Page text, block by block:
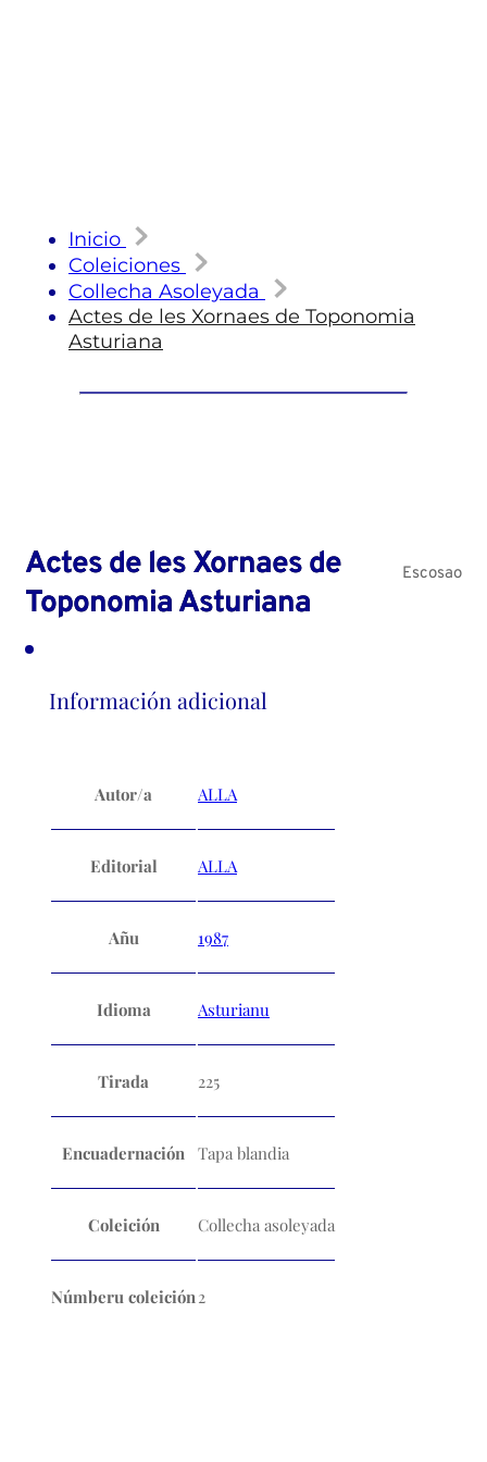
Inicio
Coleiciones
Collecha Asoleyada
Actes de les Xornaes de Toponomia
Asturiana
Actes de les Xornaes de
Toponomia Asturiana
Escosao
Información adicional
Autor/a ALLA
Editorial ALLA
Añu 1987
Idioma Asturianu
Tirada 225
Encuadernación Tapa blandia
Coleición Collecha asoleyada
Númberu coleición2